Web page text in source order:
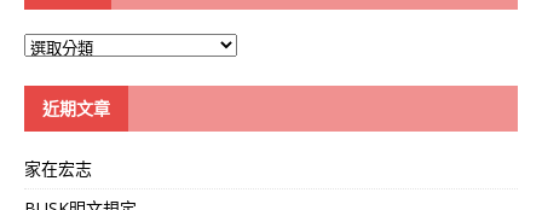
大
近期文章
家在宏志